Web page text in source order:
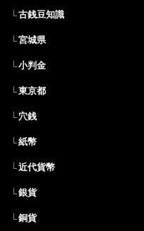
古銭豆知識
宮城県
小判金
東京都
穴銭
紙幣
近代貨幣
銀貨
銅貨